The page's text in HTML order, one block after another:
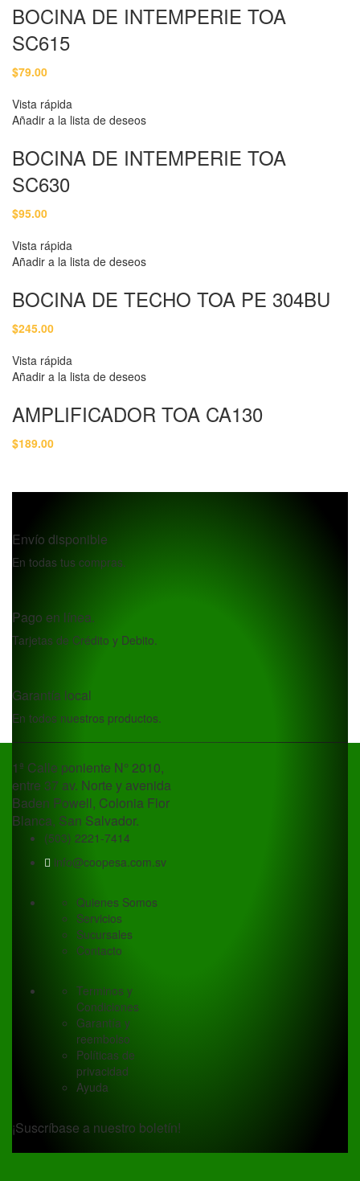
BOCINA DE INTEMPERIE TOA
SC615
$79.00
Vista rápida
Añadir a la lista de deseos
BOCINA DE INTEMPERIE TOA
SC630
$95.00
Vista rápida
Añadir a la lista de deseos
BOCINA DE TECHO TOA PE 304BU
$245.00
Vista rápida
Añadir a la lista de deseos
AMPLIFICADOR TOA CA130
$189.00
Envío disponible
En todas tus compras.
Pago en línea.
Tarjetas de Crédito y Debito.
Garantía local
En todos nuestros productos.
1ª Calle poniente N° 2010,
entre 37 av. Norte y avenida
Baden Powell, Colonia Flor
Blanca, San Salvador.
(503) 2221-7414
info@coopesa.com.sv
Quienes Somos
Servicios
Sucursales
Contacto
Terminos y
Condiciones
Garantía y
reembolso
Políticas de
privacidad
Ayuda
¡Suscríbase a nuestro boletín!